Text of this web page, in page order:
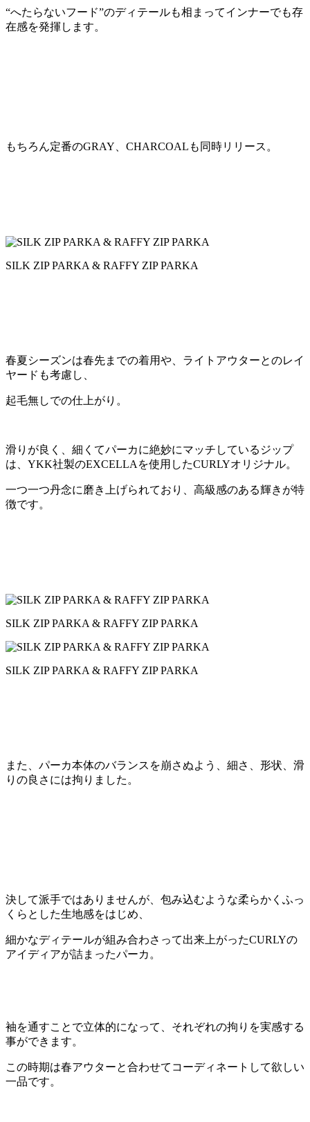
“へたらないフード”のディテールも相まってインナーでも存
在感を発揮します。
もちろん定番のGRAY、CHARCOALも同時リリース。
SILK ZIP PARKA & RAFFY ZIP PARKA
春夏シーズンは春先までの着用や、ライトアウターとのレイ
ヤードも考慮し、
起毛無しでの仕上がり。
滑りが良く、細くてパーカに絶妙にマッチしているジップ
は、YKK社製のEXCELLAを使用したCURLYオリジナル。
一つ一つ丹念に磨き上げられており、高級感のある輝きが特
徴です。
SILK ZIP PARKA & RAFFY ZIP PARKA
SILK ZIP PARKA & RAFFY ZIP PARKA
また、パーカ本体のバランスを崩さぬよう、細さ、形状、滑
りの良さには拘りました。
決して派手ではありませんが、包み込むような柔らかくふっ
くらとした生地感をはじめ、
細かなディテールが組み合わさって出来上がったCURLYの
アイディアが詰まったパーカ。
袖を通すことで立体的になって、それぞれの拘りを実感する
事ができます。
この時期は春アウターと合わせてコーディネートして欲しい
一品です。